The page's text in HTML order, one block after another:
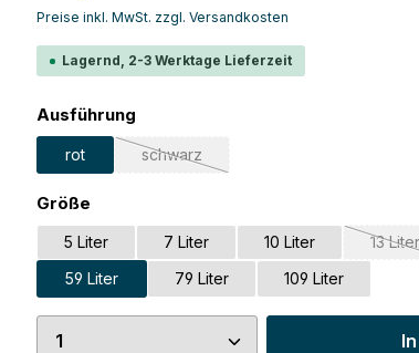
Preise inkl. MwSt. zzgl. Versandkosten
Lagernd, 2-3 Werktage Lieferzeit
Ausführung
rot schwarz
(Diese Option ist zurzeit nicht
Größe
5 Liter 7 Liter 10 Liter 13 Liter
59 Liter
79 Liter 109 Liter
Produkt Anzahl: Gib den